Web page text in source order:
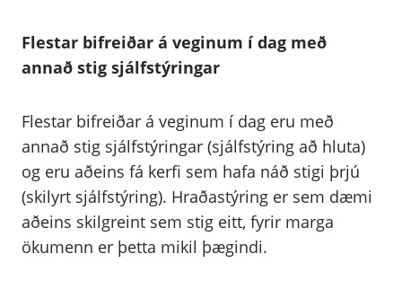
Flestar bifreiðar á veginum í dag með
annað stig sjálfstýringar
Flestar bifreiðar á veginum í dag eru með
annað stig sjálfstýringar (sjálfstýring að hluta)
og eru aðeins fá kerfi sem hafa náð stigi þrjú
(skilyrt sjálfstýring). Hraðastýring er sem dæmi
aðeins skilgreint sem stig eitt, fyrir marga
ökumenn er þetta mikil þægindi.